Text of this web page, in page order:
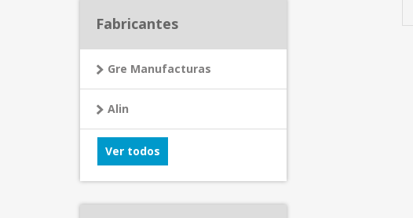
Fabricantes
Gre Manufacturas
Alin
Ver todos